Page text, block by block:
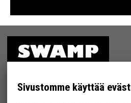
Sivustomme käyttää
MYYMÄLÄ